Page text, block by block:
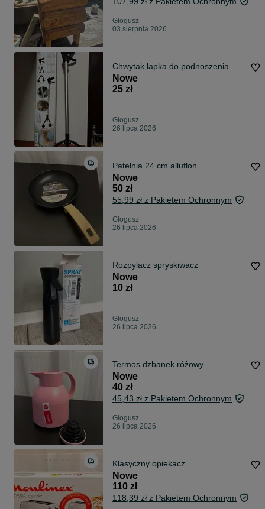
Głogusz
03 sierpnia 2026
Chwytak,łapka do podnoszenia
Nowe
25 zł
Głogusz
26 lipca 2026
Patelnia 24 cm alluflon
Nowe
50 zł
55,99 zł z Pakietem Ochronnym
Głogusz
26 lipca 2026
Rozpylacz spryskiwacz
Nowe
10 zł
Głogusz
26 lipca 2026
Termos dzbanek różowy
Nowe
40 zł
45,43 zł z Pakietem Ochronnym
Głogusz
26 lipca 2026
Klasyczny opiekacz
Nowe
110 zł
118,39 zł z Pakietem Ochronnym